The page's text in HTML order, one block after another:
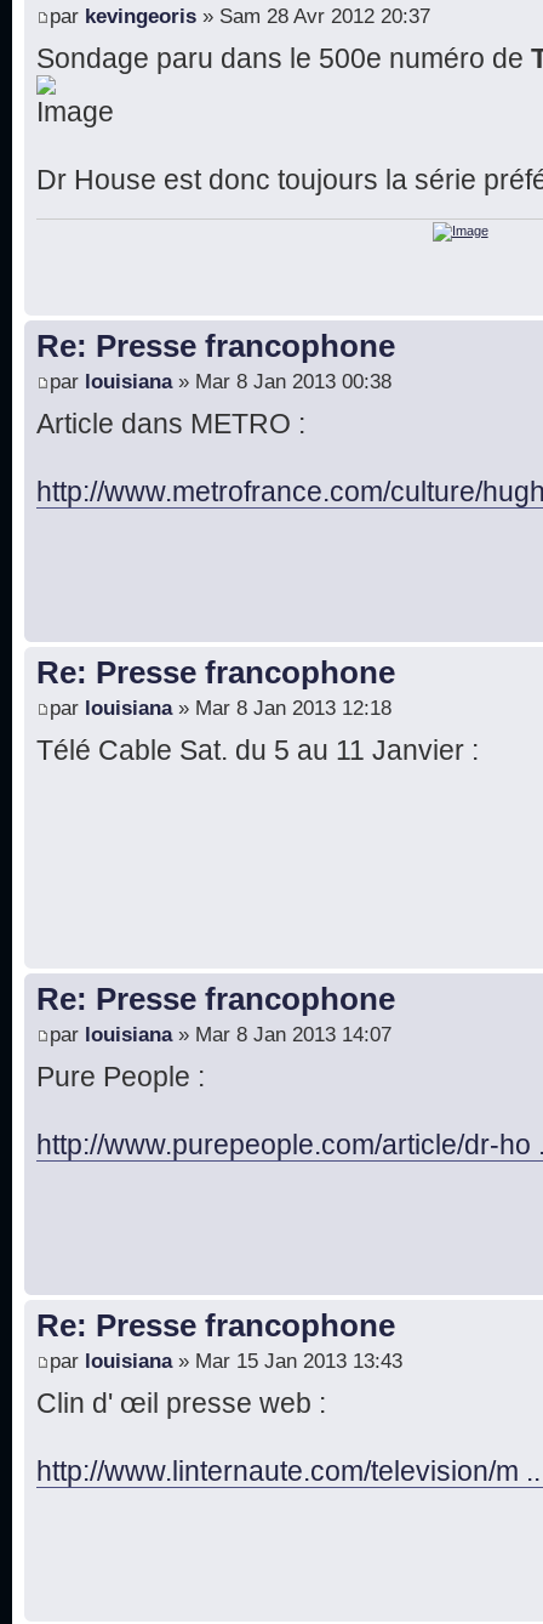
par kevingeoris » Sam 28 Avr 2012 20:37
Sondage paru dans le 500e numéro de
Dr House est donc toujours la série
Re: Presse francophone
par louisiana» Mar 8 Jan 2013 00:38
Article dans METRO :
http://www.metrofrance.com/culture/
Re: Presse francophone
par louisiana» Mar 8 Jan 2013 12:18
Télé Cable Sat. du 5 au 11 Janvier :
Re: Presse francophone
par louisiana» Mar 8 Jan 2013 14:07
Pure People :
http://www.purepeople.com/article/dr-ho
Re: Presse francophone
par louisiana» Mar 15 Jan 2013 13:43
Clin d' œil presse web :
http://www.linternaute.com/television/m